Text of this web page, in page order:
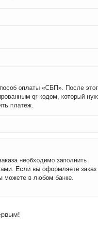
оплаты «СБП». После
qr-кодом, который
платеж.
необходимо заполнить
Если вы оформляете заказ
можете в любом банке.